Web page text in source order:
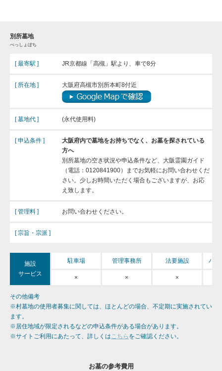
別所墓地
べっしょぼち
[ 最寄駅 ] JR京都線「高槻」駅より、車で8分
[ 所在地 ] 大阪府高槻市別所本町8付近
[ 墓地代 ] (永代使用料)
[ 申込条件 ]
大阪府内で墓地をお持ちでなく、お墓を探されている
方へ
別所墓地の空き状況や申込条件など、大阪霊園ガイド
（電話：0120841900）までお気軽にお問い合わせくだ
さい。少しお時間いただく場合もございますが、お応
え致します。
[ 管理料 ] お問い合わせください。
[ 宗旨・宗派 ]
施設
サービス
駐車場 管理事務所 法要施設 バ
× × ×
その他備考
※村墓地の使用者募集に関しては、ほとんどの場合、不定期に実施されてい
ます。
※居住地域が限定されるなどの申込条件がある場合があります。
※サイトご利用にあたって、詳しくはこちら をご確認ください。
お墓の参考費用